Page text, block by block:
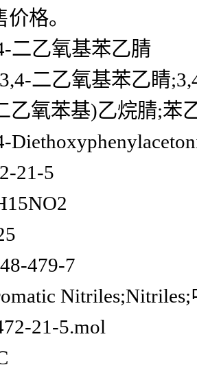
格。
二乙氧基苯乙腈
二乙氧基苯乙睛
乙氧苯基)乙烷腈;苯
21-5
479-7
21-5.mol